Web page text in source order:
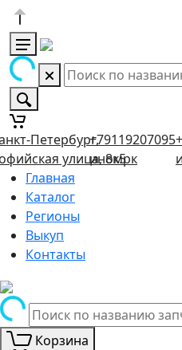
Петербург,
улица, 8к5
+79119207095
иномрк
Главная
Каталог
Регионы
Выкуп
Контакты
Корзина